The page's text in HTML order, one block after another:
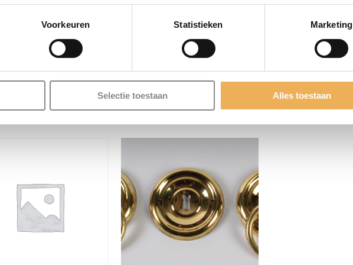
Voorkeuren Statistieken Marketing
Selectie toestaan Alles toestaan
van Been.
PRODUCTEN